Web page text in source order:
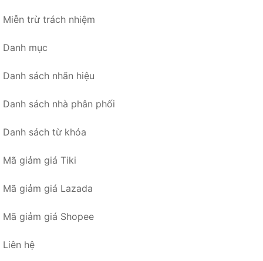
Miễn trừ trách nhiệm
Danh mục
Danh sách nhãn hiệu
Danh sách nhà phân phối
Danh sách từ khóa
Mã giảm giá Tiki
Mã giảm giá Lazada
Mã giảm giá Shopee
Liên hệ